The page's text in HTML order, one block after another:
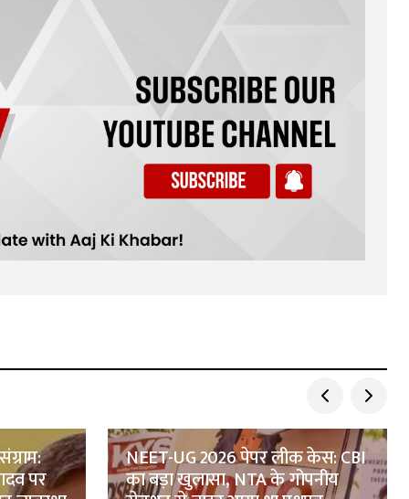
पर
NEET-UG 2026 पेपर लीक केस: CBI
का बड़ा खुलासा, NTA के गोपनीय